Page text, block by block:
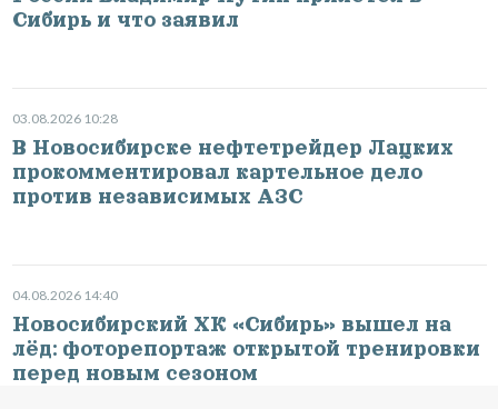
Сибирь и что заявил
03.08.2026 10:28
В Новосибирске нефтетрейдер Лацких
прокомментировал картельное дело
против независимых АЗС
04.08.2026 14:40
Новосибирский ХК «Сибирь» вышел на
лёд: фоторепортаж открытой тренировки
перед новым сезоном